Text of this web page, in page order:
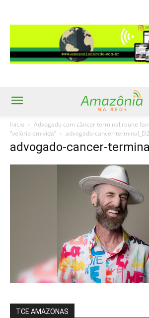
Início
Advogado com câncer terminal reúne
“velório em vida”
advogado-cancer-
advogado-cancer-
TCE AMAZONAS